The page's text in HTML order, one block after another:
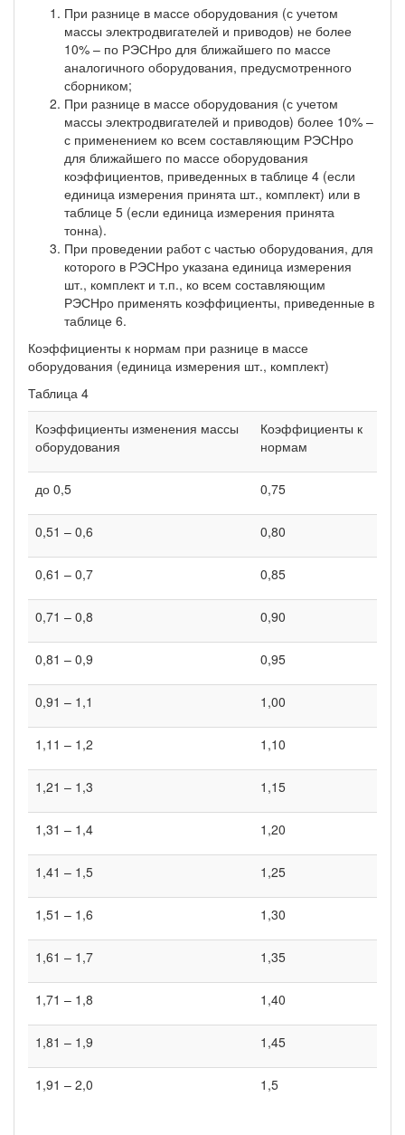
При разнице в массе оборудования (с учетом
массы электродвигателей и приводов) не более
10% – по РЭСНро для ближайшего по массе
аналогичного оборудования, предусмотренного
сборником;
При разнице в массе оборудования (с учетом
массы электродвигателей и приводов) более 10% –
с применением ко всем составляющим РЭСНро
для ближайшего по массе оборудования
коэффициентов, приведенных в таблице 4 (если
единица измерения принята шт., комплект) или в
таблице 5 (если единица измерения принята
тонна).
При проведении работ с частью оборудования, для
которого в РЭСНро указана единица измерения
шт., комплект и т.п., ко всем составляющим
РЭСНро применять коэффициенты, приведенные в
таблице 6.
Коэффициенты к нормам при разнице в массе
оборудования (единица измерения шт., комплект)
Таблица 4
Коэффициенты изменения массы
оборудования
Коэффициенты к
нормам
до 0,5 0,75
0,51 – 0,6 0,80
0,61 – 0,7 0,85
0,71 – 0,8 0,90
0,81 – 0,9 0,95
0,91 – 1,1 1,00
1,11 – 1,2 1,10
1,21 – 1,3 1,15
1,31 – 1,4 1,20
1,41 – 1,5 1,25
1,51 – 1,6 1,30
1,61 – 1,7 1,35
1,71 – 1,8 1,40
1,81 – 1,9 1,45
1,91 – 2,0 1,5